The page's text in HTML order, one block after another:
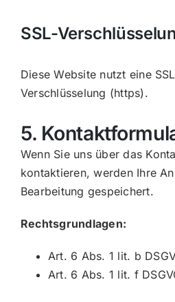
SSL-
Diese Website nutzt eine
Verschlüsselung (https).
5.
Wenn Sie uns über das
kontaktieren, werden Ihre
Bearbeitung gespeichert.
Rechtsgrundlagen:
Art. 6 Abs. 1 lit. b
Art. 6 Abs. 1 lit. f